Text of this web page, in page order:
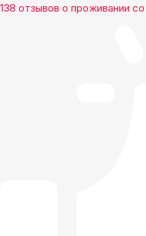
138 отзывов о проживании